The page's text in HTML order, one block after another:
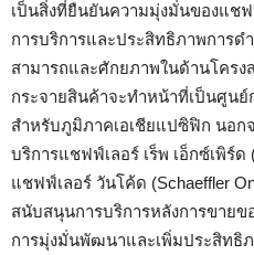
เป็นสิ่งที่ยืนยันความมุ่งมั่นของแช
การบริการและประสิทธิภาพการด
สามารถและศักยภาพในด้านโคร
กระจายสินค้าจะทำหน้าที่เป็นศูน
สำหรับภูมิภาคเอเชียแปซิฟิก นอก
บริการแชฟฟ์เลอร์ เร็พ เอ็กซ์เพิร์ด
แชฟฟ์เลอร์ วันโค้ด (Schaeffler
สนับสนุนการบริการหลังการขาย
การมุ่งมั่นพัฒนาและเพิ่มประสิทธิ